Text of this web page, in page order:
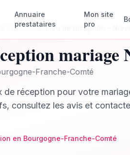
Annuaire
prestataires
Mon site
pro
🪑
Comté/Lieu de réception
mariage
Franche-Comté
de réception pour votre
consultez les avis et
en Bourgogne-Franche-Comté